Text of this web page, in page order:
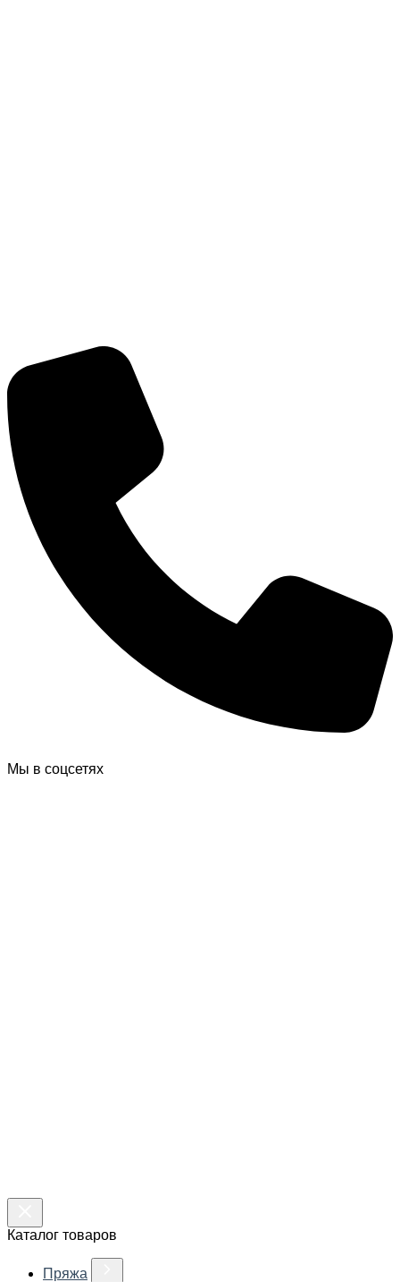
Мы в соцсетях
Каталог товаров
Пряжа